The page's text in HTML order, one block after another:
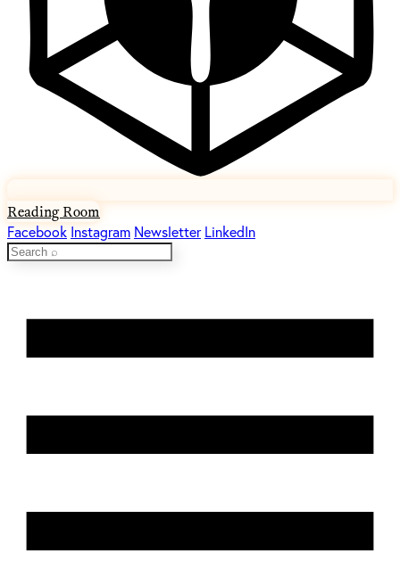
Reading Room
Facebook Instagram Newsletter LinkedIn